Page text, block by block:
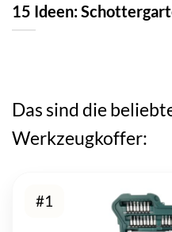
15 Ideen:
Das sind die
Werkzeugkoffer:
#1